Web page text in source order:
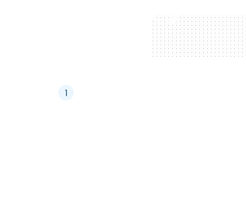
728 x 90
1